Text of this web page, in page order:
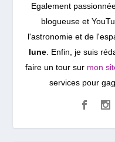
Egalement
blogueuse et
l'astronomie et de
lune. Enfin, je suis
faire un tour sur mon
services pour